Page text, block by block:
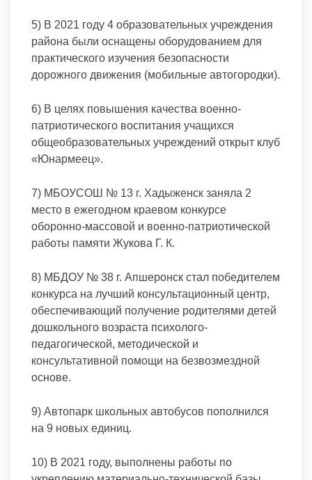
5) В 2021 году 4 образовательных учреждения
района были оснащены оборудованием для
практического изучения безопасности
дорожного движения (мобильные автогородки).
6) В целях повышения качества военно-
патриотического воспитания учащихся
общеобразовательных учреждений открыт клуб
«Юнармеец».
7) МБОУСОШ № 13 г. Хадыженск заняла 2
место в ежегодном краевом конкурсе
оборонно-массовой и военно-патриотической
работы памяти Жукова Г. К.
8) МБДОУ № 38 г. Апшеронск стал победителем
конкурса на лучший консультационный центр,
обеспечивающий получение родителями детей
дошкольного возраста психолого-
педагогической, методической и
консультативной помощи на безвозмездной
основе.
9) Автопарк школьных автобусов пополнился
на 9 новых единиц.
10) В 2021 году, выполнены работы по